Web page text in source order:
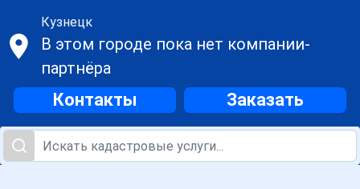
Кузнецк
В этом городе пока нет компании-
партнёра
Контакты Заказать